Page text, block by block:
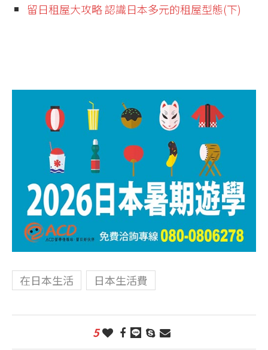
留日租屋大攻略 認識日本多元的租屋型態(下)
在日本生活 日本生活費
5